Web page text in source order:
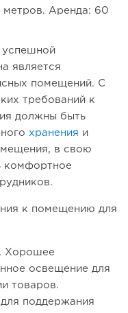
метров. Аренда: 60
успешной
является
помещений. С
требований к
должны быть
хранения и
в свою
комфортное
к помещению для
Хорошее
освещение для
товаров.
поддержания